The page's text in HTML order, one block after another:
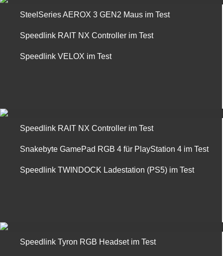
SteelSeries AEROX 3 GEN2 Maus im Test
Speedlink RAIT NX Controller im Test
Speedlink VELOX im Test
Speedlink RAIT NX Controller im Test
Snakebyte GamePad RGB 4 für PlayStation 4 im Test
Speedlink TWINDOCK Ladestation (PS5) im Test
Speedlink Tyron RGB Headset im Test